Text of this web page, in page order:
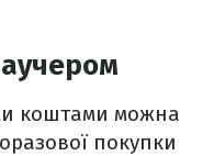
коштами можна
покупки